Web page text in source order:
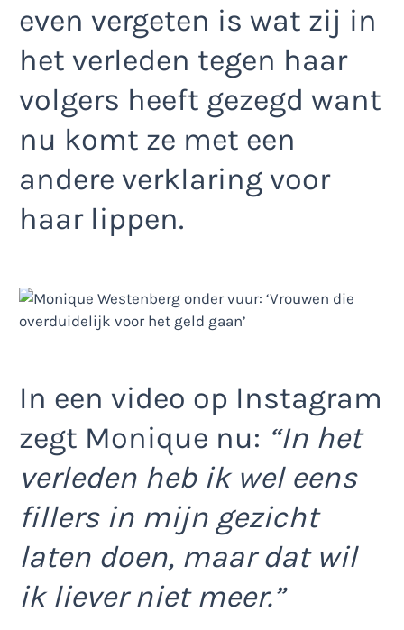
even vergeten is wat zij in
het verleden tegen haar
volgers heeft gezegd want
nu komt ze met een
andere verklaring voor
haar lippen.
In een video op Instagram
zegt Monique nu: “In het
verleden heb ik wel eens
fillers in mijn gezicht
laten doen, maar dat wil
ik liever niet meer.”